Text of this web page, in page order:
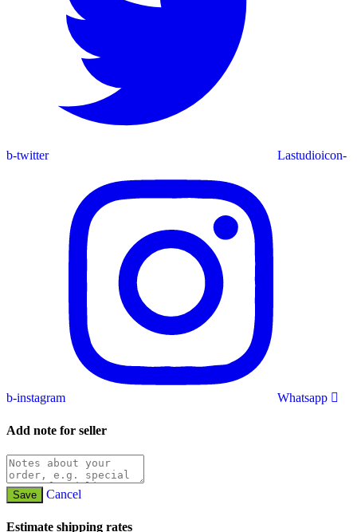
b-twitter Lastudioicon-
b-instagram Whatsapp
Add note for seller
Save Cancel
Estimate shipping rates